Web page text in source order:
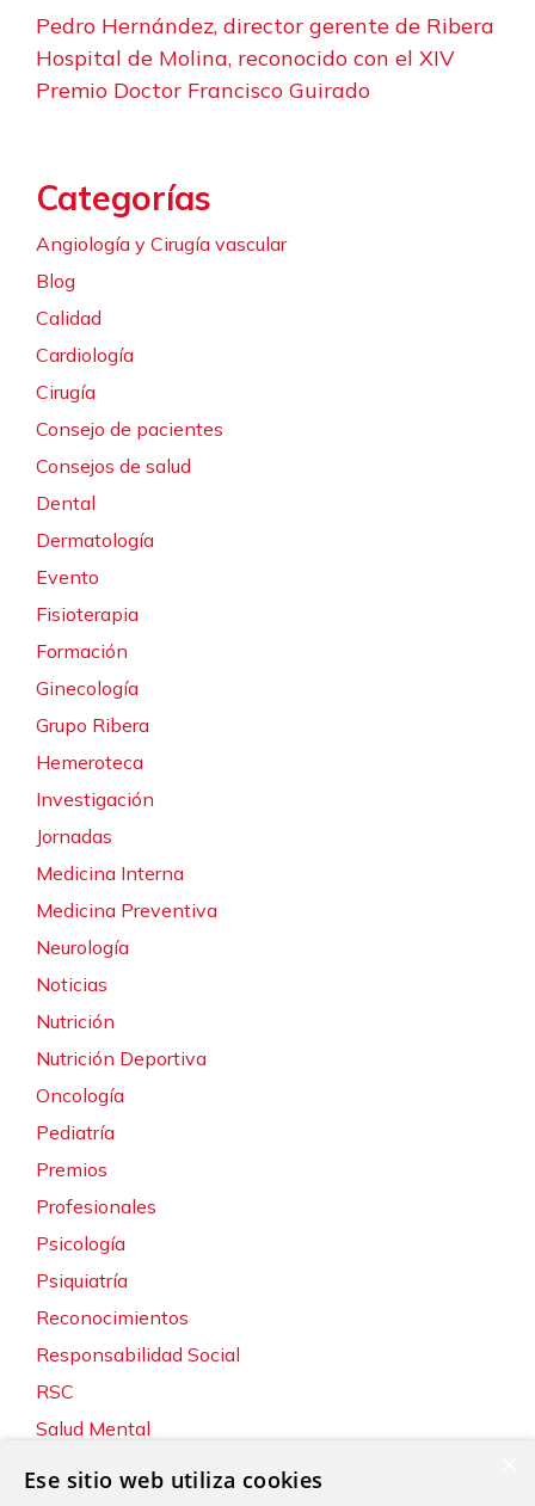
Pedro Hernández, director gerente de Ribera
Hospital de Molina, reconocido con el XIV
Premio Doctor Francisco Guirado
Categorías
Angiología y Cirugía vascular
Blog
Calidad
Cardiología
Cirugía
Consejo de pacientes
Consejos de salud
Dental
Dermatología
Evento
Fisioterapia
Formación
Ginecología
Grupo Ribera
Hemeroteca
Investigación
Jornadas
Medicina Interna
Medicina Preventiva
Neurología
Noticias
Nutrición
Nutrición Deportiva
Oncología
Pediatría
Premios
Profesionales
Psicología
Psiquiatría
Reconocimientos
Responsabilidad Social
RSC
Salud Mental
Ese sitio web utiliza cookies